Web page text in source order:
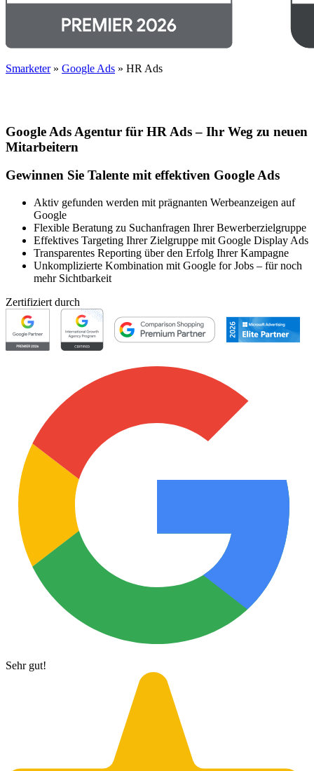
Smarketer» Google Ads » HR Ads
Google Ads Agentur für HR Ads – Ihr Weg zu neuen
Mitarbeitern
Gewinnen Sie Talente mit effektiven Google Ads
Aktiv gefunden werden mit prägnanten Werbeanzeigen auf
Google
Flexible Beratung zu Suchanfragen Ihrer Bewerberzielgruppe
Effektives Targeting Ihrer Zielgruppe mit Google Display Ads
Transparentes Reporting über den Erfolg Ihrer Kampagne
Unkomplizierte Kombination mit Google for Jobs – für noch
mehr Sichtbarkeit
Zertifiziert durch
Sehr gut!